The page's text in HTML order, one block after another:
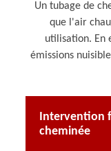
Un tubage de
que l'air
utilisation. En
émissions
Intervention
cheminée